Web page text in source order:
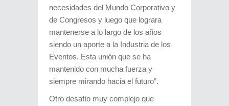
necesidades del Mundo Corporativo y
de Congresos y luego que lograra
mantenerse a lo largo de los años
siendo un aporte a la Industria de los
Eventos. Esta unión que se ha
mantenido con mucha fuerza y
siempre mirando hacia el futuro”.
Otro desafío muy complejo que